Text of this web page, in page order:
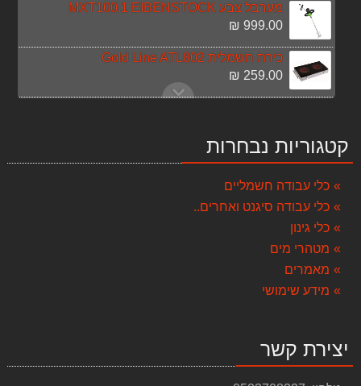
מערבל צבע MXT100.1 EIBENSTOCK
999.00 ₪
כירת חשמלית Gold Line ATL802
259.00 ₪
ברז 78034 מסדרת סלקטד
מסור עגול "¼7 חשמלי 1250w KENDO
איירלס בוכנתי מנוע 1300W 2.2 ליטר לדקה
קטגוריות נבחרות
כלי עבודה חשמליים
כלי עבודה סיגנט ואחרים..
כלי גינון
מטהרי מים
מאמרים
מידע שימושי
יצירת קשר